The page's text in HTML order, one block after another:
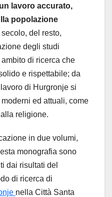
lavoro accurato,
popolazione
del resto,
degli studi
di ricerca che
e rispettabile; da
di Hurgronje si
ed attuali, come
alla religione.
in due volumi,
monografia sono
dai risultati del
di ricerca di
nella Città Santa